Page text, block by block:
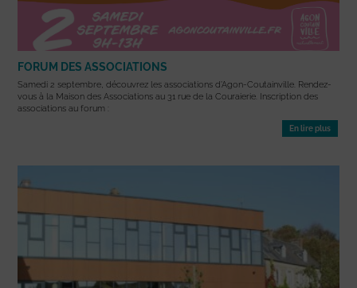
FORUM DES ASSOCIATIONS
Samedi 2 septembre, découvrez les associations d’Agon-Coutainville. Rendez-
vous à la Maison des Associations au 31 rue de la Couraierie. Inscription des
associations au forum :
En lire plus